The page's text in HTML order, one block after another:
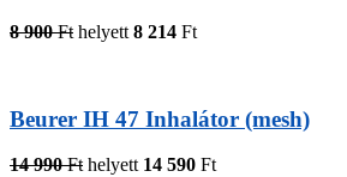
8 900 Ft helyett 8 214 Ft
Beurer IH 47 Inhalátor (mesh)
14 990 Ft helyett 14 590 Ft